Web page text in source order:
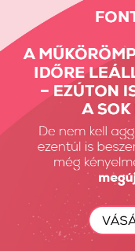
Keresés
Fiók Karbantartás
Fiók törlése
Rendeléseim